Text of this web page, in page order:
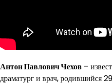
Антон Павлович Чехов –
драматург и врач, родившийся